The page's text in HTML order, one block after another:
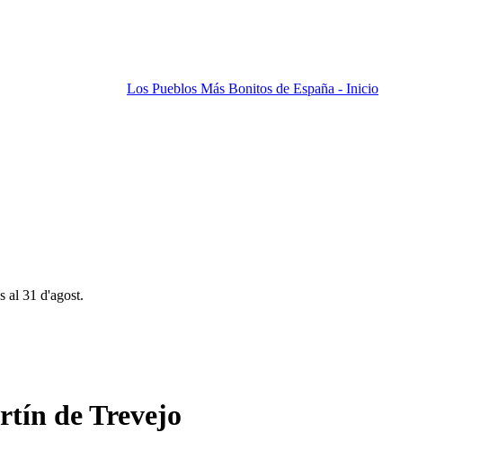
Los Pueblos Más Bonitos de España - Inicio
al 31 d'agost.
de Trevejo